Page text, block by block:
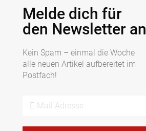
Melde dich für
den Newsletter an
Kein Spam – einmal die Woche
alle neuen Artikel aufbereitet im
Postfach!